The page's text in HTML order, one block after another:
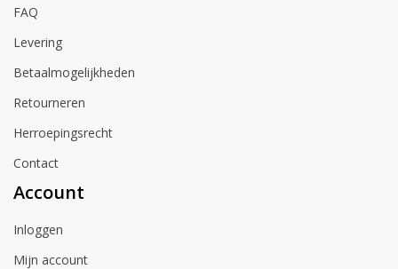
FAQ
Levering
Betaalmogelijkheden
Retourneren
Herroepingsrecht
Contact
Account
Inloggen
Mijn account